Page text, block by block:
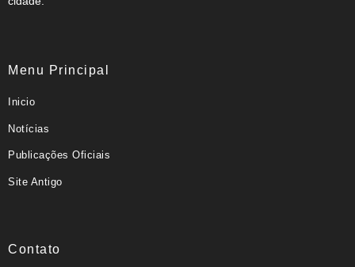
Menu Principal
Inicio
Notícias
Publicações Oficiais
Site Antigo
Contato